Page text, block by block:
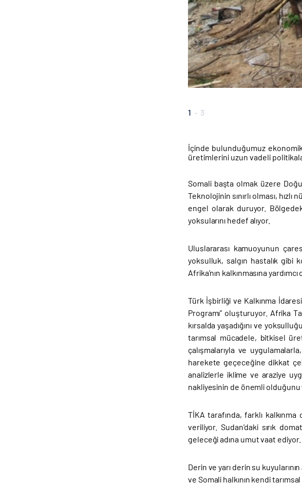
1 - 3
İçinde bulunduğumuz
üretimlerini uzun vadeli
Somali başta olmak üzere
Teknolojinin sınırlı olması,
engel olarak duruyor.
yoksularını hedef alıyor.
Uluslararası kamuoyunun
yoksulluk, salgın hastalık gibi
Afrika’nın kalkınmasına
Türk İşbirliği ve Kalkınma İdaresi
Programı” oluşturuyor. Afrika
kırsalda yaşadığını ve
tarımsal mücadele, bitkisel
çalışmalarıyla ve
harekete geçeceğine dikkat
analizlerle iklime ve araziye
nakliyesinin de önemli
TİKA tarafında, farklı
veriliyor. Sudan’daki sırık
geleceği adına umut vaat ediyor.
Derin ve yarı derin su
ve Somali halkının kendi